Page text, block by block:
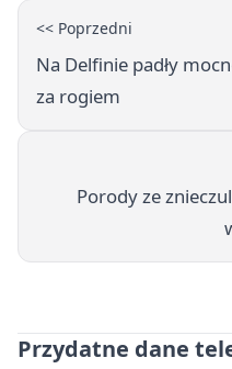
<< Poprzedni
Na Delfinie padły
za rogiem
Porody ze
Przydatne dane